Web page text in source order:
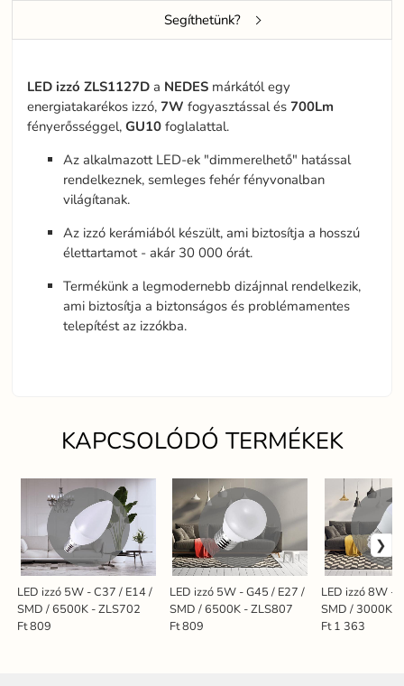
Segíthetünk?
LED izzó ZLS1127D a NEDES márkától egy
energiatakarékos izzó,7W fogyasztással és700Lm
fényerősséggel,GU10 foglalattal.
Az alkalmazott LED-ek "dimmerelhető" hatással
rendelkeznek, semleges fehér fényvonalban
világítanak.
Az izzó kerámiából készült, ami biztosítja a hosszú
élettartamot - akár 30 000 órát.
Termékünk a legmodernebb dizájnnal rendelkezik,
ami biztosítja a biztonságos és problémamentes
telepítést az izzókba.
KAPCSOLÓDÓ TERMÉKEK
LED izzó 5W - C37 / E14 /
SMD / 6500K - ZLS702
Ft 809
LED izzó 5W - G45 / E27 /
SMD / 6500K - ZLS807
Ft 809
LED izzó 8W -
SMD / 3000K -
Ft 1 363